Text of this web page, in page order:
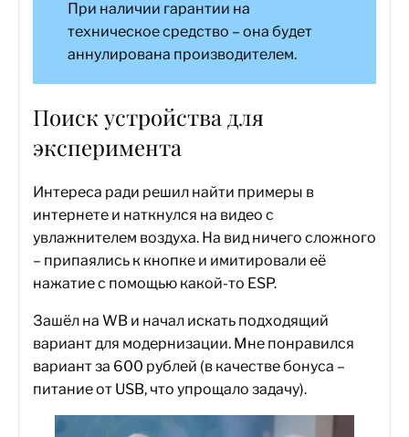
При наличии гарантии на
техническое средство – она будет
аннулирована производителем.
Поиск устройства для
эксперимента
Интереса ради решил найти примеры в
интернете и наткнулся на видео с
увлажнителем воздуха. На вид ничего сложного
– припаялись к кнопке и имитировали её
нажатие с помощью какой-то ESP.
Зашёл на WB и начал искать подходящий
вариант для модернизации. Мне понравился
вариант за 600 рублей (в качестве бонуса –
питание от USB, что упрощало задачу).